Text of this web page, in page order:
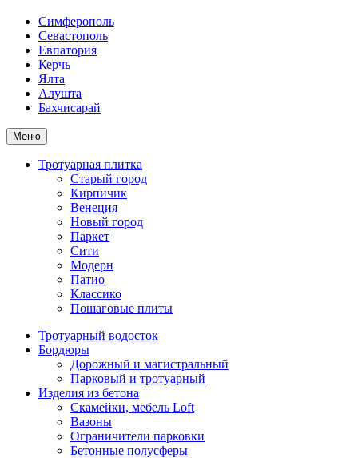
Симферополь
Севастополь
Евпатория
Керчь
Ялта
Алушта
Бахчисарай
Меню
Тротуарная плитка
Старый город
Кирпичик
Венеция
Новый город
Паркет
Сити
Модерн
Патио
Классико
Пошаговые плиты
Тротуарный водосток
Бордюры
Дорожный и магистральный
Парковый и тротуарный
Изделия из бетона
Скамейки, мебель Loft
Вазоны
Ограничители парковки
Бетонные полусферы